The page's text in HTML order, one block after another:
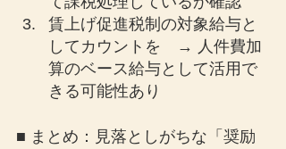
賃上げ促進税制の対象給与と
してカウントを　→ 人件費加
算のベース給与として活用で
きる可能性あり
■ まとめ：見落としがちな「奨励